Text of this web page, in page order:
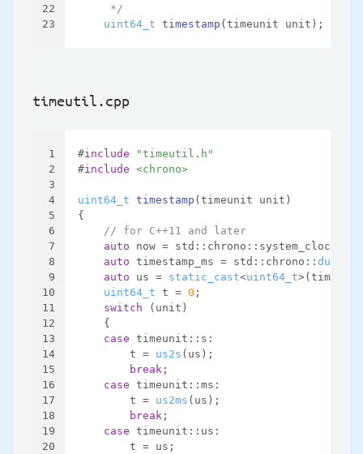
22
23
     */
uint64_t timestamp (timeunit unit) ;
timeutil.cpp
1
2
3
4
5
6
7
8
9
10
11
12
13
14
15
16
17
18
19
20
#include
"timeutil.h"
#include <chrono>
uint64_t timestamp (timeunit unit)
{
// for C++11 and later
auto now = std::chrono::system_clock::
auto timestamp_ms = std::chrono::
auto us = static_cast<uint64_t
uint64_t t = 0 ;
switch (unit)
    {
case timeunit::s:
        t =
us2s (us);
break ;
case timeunit::ms:
        t =
us2ms (us);
break ;
case timeunit::us:
        t = us;